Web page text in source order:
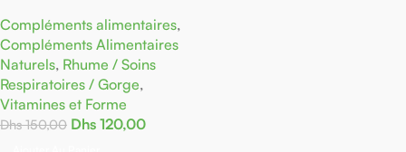
Compléments alimentaires,
Compléments Alimentaires
Naturels, Rhume / Soins
Respiratoires / Gorge,
Vitamines et Forme
Dhs150,00 Dhs 120,00